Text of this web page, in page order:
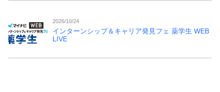
2026/10/24
インターンシップ＆キャリア発見フェ 薬学生 WEB
LIVE